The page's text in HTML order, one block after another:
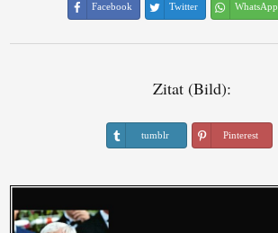
Facebook Twitter WhatsApp
Zitat (Bild):
tumblr Pinterest